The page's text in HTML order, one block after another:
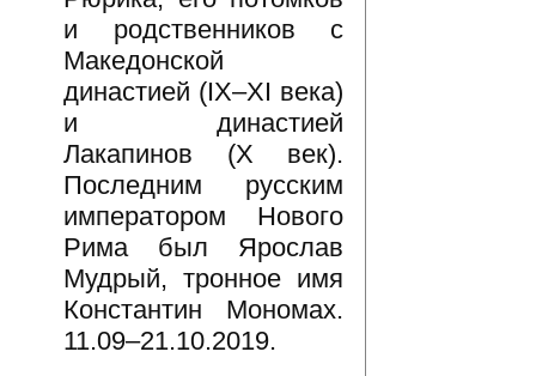
и родственников с
Македонской
династией (IX–XI века)
и династией
Лакапинов (X век).
Последним русским
императором Нового
Рима был Ярослав
Мудрый, тронное имя
Константин Мономах.
11.09–21.10.2019.